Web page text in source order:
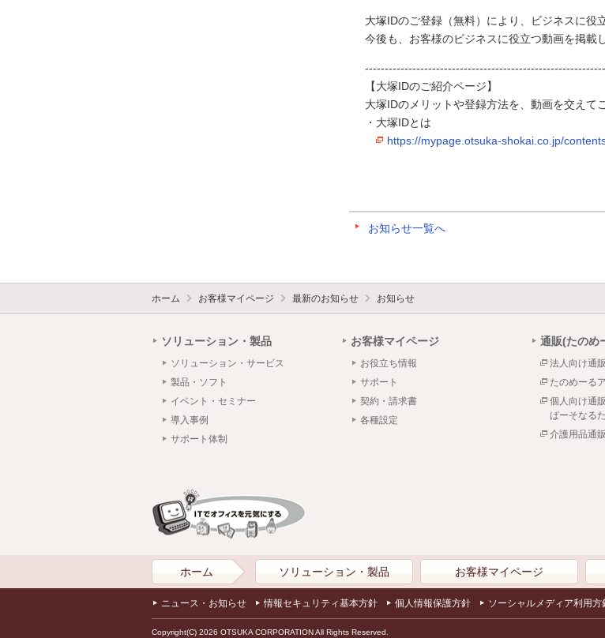
大塚IDのご登録（無料）により、ビジネスに役
今後も、お客様のビジネスに役立つ動画を掲載
【大塚IDのご紹介ページ】
大塚IDのメリットや登録方法を、動画を交えて
・大塚IDとは
https://mypage.otsuka-shokai.co.jp/
お知らせ一覧へ
ホーム お客様マイページ 最新のお知らせ お知らせ
ソリューション・製品
ソリューション・サービス
製品・ソフト
イベント・セミナー
導入事例
サポート体制
お客様マイページ
お役立ち情報
サポート
契約・請求書
各種設定
通販(たのめ
法人向け通
たのめーる
個人向け通販
ぱーそなる
介護用品通
ホーム ソリューション・製品 お客様マイページ
ニュース・お知らせ 情報セキュリティ基本方針 個人情報保護方針 ソーシャルメディア利用方
Copyright(C) 2026 OTSUKA CORPORATION All Rights Reserved.